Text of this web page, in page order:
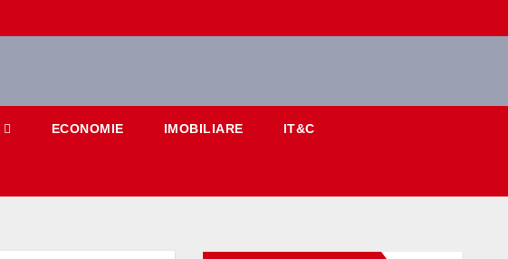
ECONOMIE IMOBILIARE IT&C